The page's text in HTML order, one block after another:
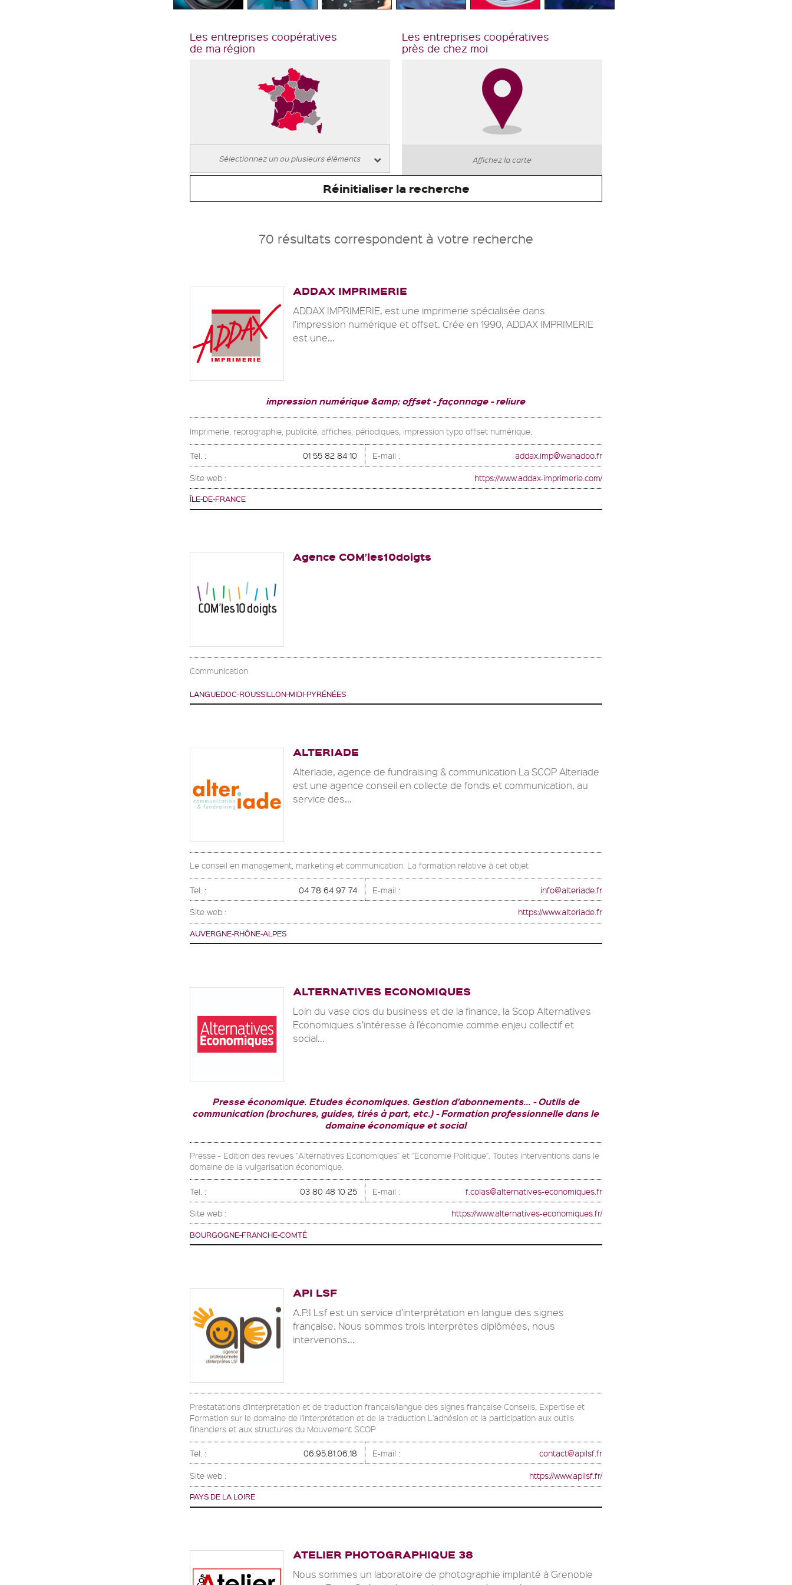
Les entreprises coopératives
de ma région
Les entreprises coopératives
près de chez moi
Affichez la carte
Réinitialiser la recherche
70 résultats correspondent à votre recherche
ADDAX IMPRIMERIE
ADDAX IMPRIMERIE, est une imprimerie spécialisée dans
l’impression numérique et offset. Crée en 1990, ADDAX IMPRIMERIE
est une...
impression numérique &amp; offset façonnage reliure
Imprimerie, reprographie, publicité, affiches, périodiques, impression typo offset numérique.
Tel. : 01 55 82 84 10 E-mail : addax.imp@wanadoo.fr
Site web : https://www.addax-imprimerie.com/
ÎLE-DE-FRANCE
Agence COM’les10doigts
Communication
LANGUEDOC-ROUSSILLON-MIDI-PYRÉNÉES
ALTERIADE
Alteriade, agence de fundraising & communication La SCOP Alteriade
est une agence conseil en collecte de fonds et communication, au
service des...
Le conseil en management, marketing et communication. La formation relative à cet objet
Tel. : 04 78 64 97 74 E-mail : info@alteriade.fr
Site web : https://www.alteriade.fr
AUVERGNE-RHÔNE-ALPES
ALTERNATIVES ECONOMIQUES
Loin du vase clos du business et de la finance, la Scop Alternatives
Economiques s’intéresse à l’économie comme enjeu collectif et
social...
Presse économique. Etudes économiques. Gestion d'abonnements...
Outils de
communication (brochures, guides, tirés à part, etc.) Formation professionnelle dans le
domaine économique et social
Presse - Edition des revues "Alternatives Economiques" et "Economie Politique". Toutes interventions dans le
domaine de la vulgarisation économique.
Tel. : 03 80 48 10 25 E-mail : f.colas@alternatives-economiques.fr
Site web : https://www.alternatives-economiques.fr/
BOURGOGNE-FRANCHE-COMTÉ
API LSF
A.P.I Lsf est un service d’interprétation en langue des signes
française. Nous sommes trois interprètes diplômées, nous
intervenons...
Prestatations d'interprétation et de traduction français/langue des signes française Conseils, Expertise et
Formation sur le domaine de l'interprétation et de la traduction L'adhésion et la participation aux outils
financiers et aux structures du Mouvement SCOP
Tel. : 06.95.81.06.18 E-mail : contact@apilsf.fr
Site web : https://www.apilsf.fr/
PAYS DE LA LOIRE
ATELIER PHOTOGRAPHIQUE 38
Nous sommes un laboratoire de photographie implanté à Grenoble